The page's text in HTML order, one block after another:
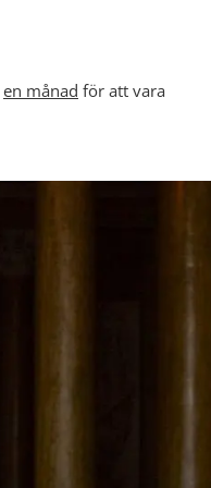
en månad för att vara